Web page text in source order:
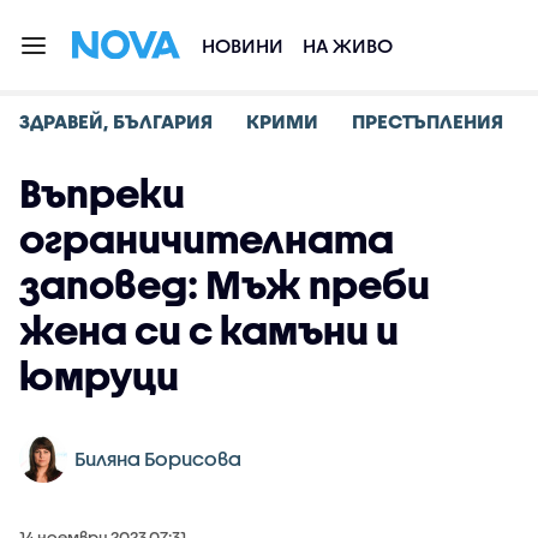
НОВИНИ НА ЖИВО
ЗДРАВЕЙ, БЪЛГАРИЯ КРИМИ ПРЕСТЪПЛЕНИЯ
Въпреки
ограничителната
заповед: Мъж преби
жена си с камъни и
юмруци
Биляна Борисова